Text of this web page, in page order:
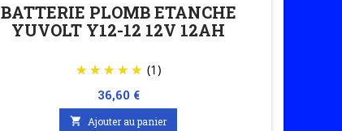
BATTERIE PLOMB ETANCHE
YUVOLT Y12-12 12V 12AH
(1)
Prix
36,60 €
 Ajouter au panier